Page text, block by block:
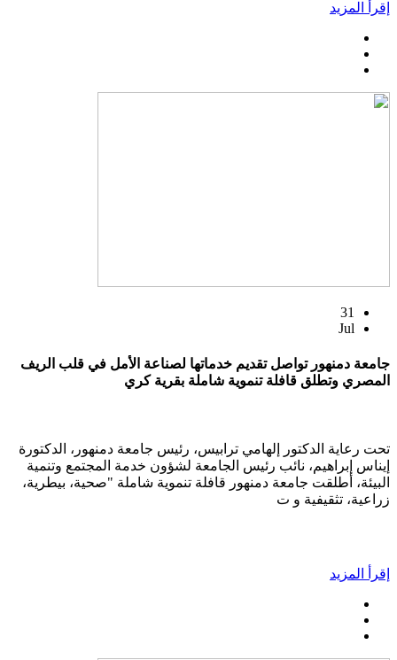
إقرأ المزيد
31
Jul
جامعة دمنهور تواصل تقديم خدماتها لصناعة الأمل في قلب الريف
المصري وتطلق قافلة تنموية شاملة بقرية كري
تحت رعاية الدكتور إلهامي ترابيس، رئيس جامعة دمنهور، الدكتورة
إيناس إبراهيم، نائب رئيس الجامعة لشؤون خدمة المجتمع وتنمية
البيئة، أطلقت جامعة دمنهور قافلة تنموية شاملة "صحية، بيطرية،
زراعية، تثقيفية و ت
إقرأ المزيد